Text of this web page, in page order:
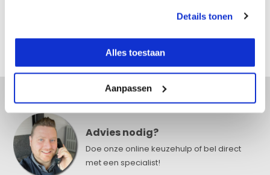
Details tonen
Alles toestaan
Aanpassen
Advies nodig?
Doe onze online keuzehulp of bel direct
met een specialist!